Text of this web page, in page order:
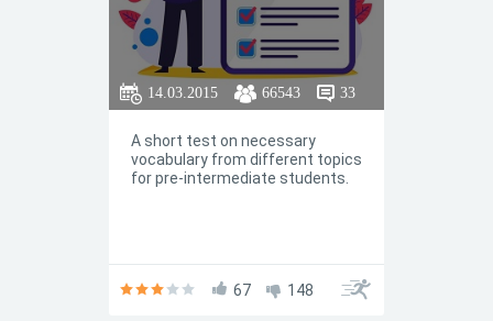
14.03.2015 66543 33
A short test on necessary
vocabulary from different topics
for pre-intermediate students.
67 148